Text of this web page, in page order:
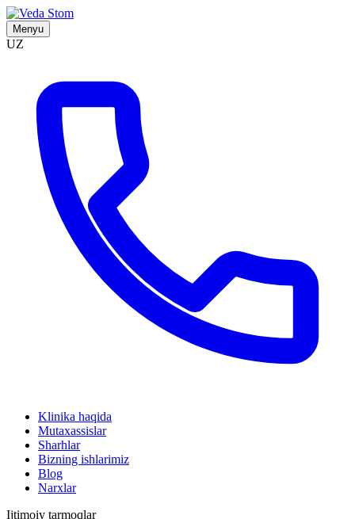
Menyu
UZ
Klinika haqida
Mutaxassislar
Sharhlar
Bizning ishlarimiz
Blog
Narxlar
Ijtimoiy tarmoqlar